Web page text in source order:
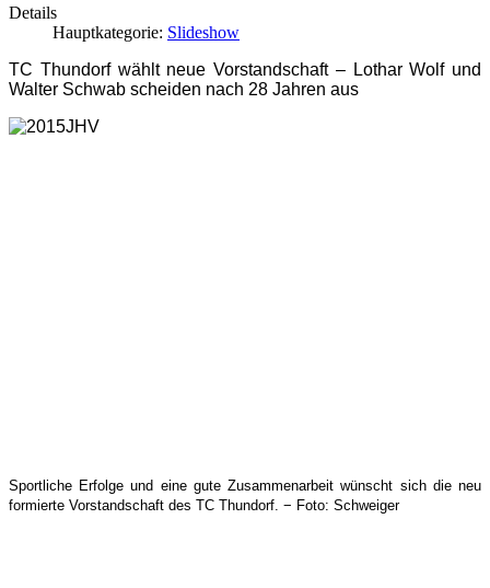
Details
Hauptkategorie: Slideshow
TC Thundorf wählt neue Vorstandschaft – Lothar Wolf und
Walter Schwab scheiden nach 28 Jahren aus
Sportliche Erfolge und eine gute Zusammenarbeit wünscht sich die neu
formierte Vorstandschaft des TC Thundorf. − Foto: Schweiger